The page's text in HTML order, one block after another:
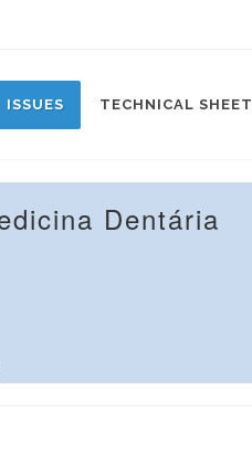
ISSUES TECHNICAL SHEET
Dentária